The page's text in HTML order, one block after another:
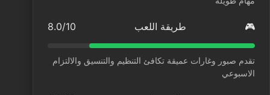
🎮 طريقة اللعب 8.0/10
تقدم صبور وغارات عميقة تكافئ التنظيم والتنسيق والالتزام
الاسبوعي